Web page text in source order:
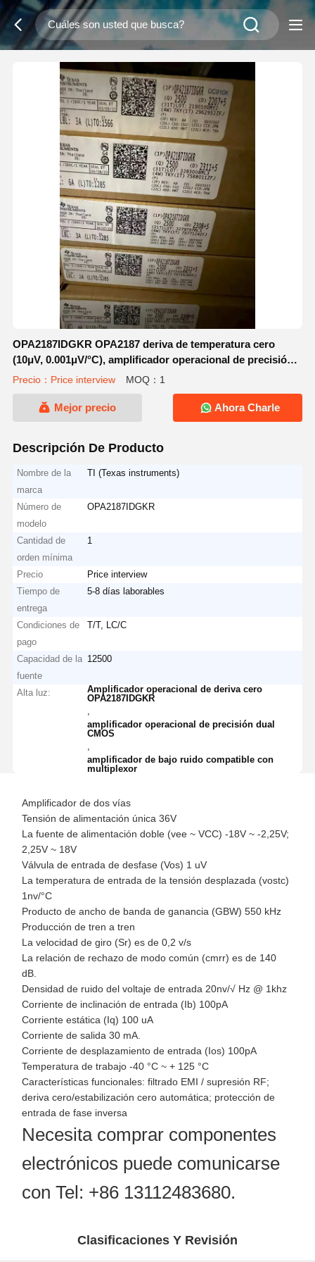
OPA2187IDGKR OPA2187 deriva de temperatura cero
(10μV, 0.001μV/°C), amplificador operacional de precisión
RRO, CMOS, compatible con multiplexor, bajo ruido
Precio：Price interview MOQ：1
Mejor precio Ahora Charle
Descripción De Producto
Nombre de la
marca
TI (Texas instruments)
Número de
modelo
OPA2187IDGKR
Cantidad de
orden mínima
1
Precio
Price interview
Tiempo de
entrega
5-8 días laborables
Condiciones de
pago
T/T, LC/C
Capacidad de la
fuente
12500
Alta luz:
Amplificador operacional de deriva cero
OPA2187IDGKR
amplificador operacional de precisión dual
CMOS
amplificador de bajo ruido compatible con
multiplexor
Amplificador de dos vías
Tensión de alimentación única 36V
La fuente de alimentación doble (vee ~ VCC) -18V ~ -2,25V;
2,25V ~ 18V
Válvula de entrada de desfase (Vos) 1 uV
La temperatura de entrada de la tensión desplazada (vostc)
1nv/°C
Producto de ancho de banda de ganancia (GBW) 550 kHz
Producción de tren a tren
La velocidad de giro (Sr) es de 0,2 v/s
La relación de rechazo de modo común (cmrr) es de 140
dB.
Densidad de ruido del voltaje de entrada 20nv/√ Hz @ 1khz
Corriente de inclinación de entrada (Ib) 100pA
Corriente estática (Iq) 100 uA
Corriente de salida 30 mA.
Corriente de desplazamiento de entrada (Ios) 100pA
Temperatura de trabajo -40 °C ~ + 125 °C
Características funcionales: filtrado EMI / supresión RF;
deriva cero/estabilización cero automática; protección de
entrada de fase inversa
Necesita comprar componentes
electrónicos puede comunicarse
con Tel: +86 13112483680.
Clasificaciones Y Revisión